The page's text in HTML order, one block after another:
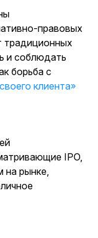
правовых
традиционных
и соблюдать
борьба с
клиента»
IPO,
на рынке,